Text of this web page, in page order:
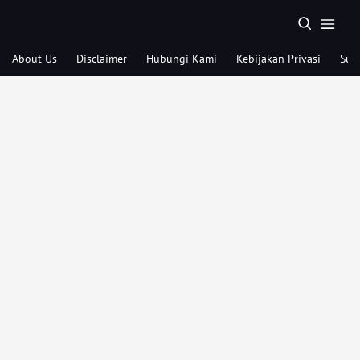
About Us Disclaimer Hubungi Kami Kebijakan Privasi